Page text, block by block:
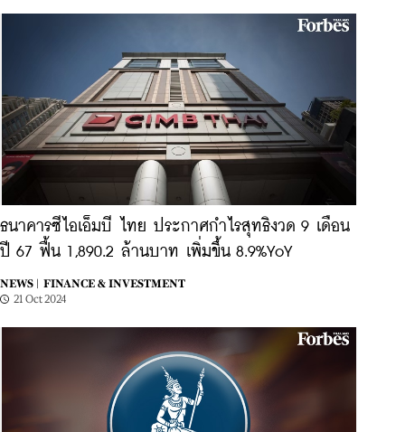
ธนาคารซีไอเอ็มบี ไทย ประกาศกำไรสุทธิงวด 9 เดือน
ปี 67 ฟื้น 1,890.2 ล้านบาท เพิ่มขึ้น 8.9%YoY
NEWS |
FINANCE & INVESTMENT
21 Oct 2024